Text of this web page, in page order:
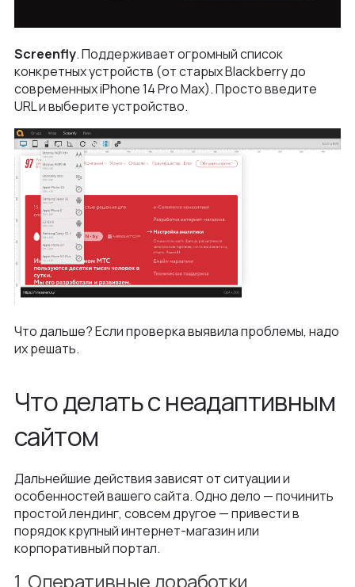
Screenfly. Поддерживает огромный список
конкретных устройств (от старых Blackberry до
современных iPhone 14 Pro Max). Просто введите
URL и выберите устройство.
Что дальше? Если проверка выявила проблемы, надо
их решать.
Что делать с неадаптивным
сайтом
Дальнейшие действия зависят от ситуации и
особенностей вашего сайта. Одно дело — починить
простой лендинг, совсем другое — привести в
порядок крупный интернет-магазин или
корпоративный портал.
1. Оперативные доработки